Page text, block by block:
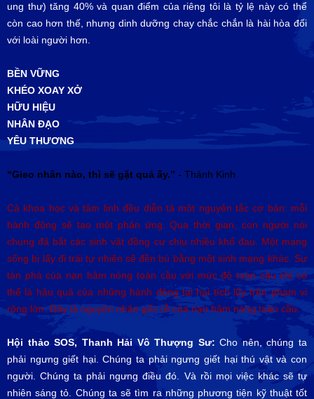
ung thư) tăng 40% và quan điểm của riêng tôi là tỷ lệ này có thể
còn cao hơn thế, nhưng dinh dưỡng chay chắc chắn là hài hòa đối
với loài người hơn.
BỀN VỮNG
KHÉO XOAY XỞ
HỮU HIỆU
NHÂN ĐẠO
YÊU THƯƠNG
“Gieo nhân nào, thì sẽ gặt quả ấy.” - Thánh Kinh
Cả khoa học và tâm linh đều diễn tả một nguyên tắc cơ bản: mỗi
hành động sẽ tạo một phản ứng. Qua thời gian, con người nói
chung đã bắt các sinh vật đồng cư chịu nhiều khổ đau. Một mạng
sống bị lấy đi trái tự nhiên sẽ đền bù bằng một sinh mạng khác. Sự
tàn phá của nạn hâm nóng toàn cầu với mức độ toàn cầu chỉ có
thể là hậu quả của những hành động tai hại tích lũy trên phạm vi
rộng lớn. Đây là nguyên nhân gốc rễ của nạn hâm nóng toàn cầu.
Hội thảo SOS, Thanh Hải Vô Thượng Sư: Cho nên, chúng ta
phải ngưng giết hại. Chúng ta phải ngưng giết hại thú vật và con
người. Chúng ta phải ngưng điều đó. Và rồi mọi việc khác sẽ tự
nhiên sáng tỏ. Chúng ta sẽ tìm ra những phương tiện kỹ thuật tốt